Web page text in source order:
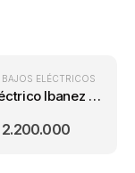
BAJOS ELÉCTRICOS
Bajo Eléctrico Ibanez GIO GRS-205WNF 5 cuerdas
2.200.000